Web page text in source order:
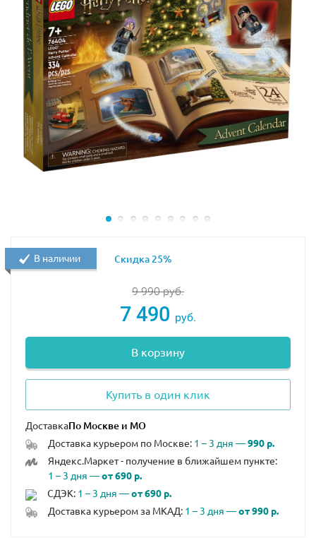
9 990руб.
7 490 руб.
В корзину
Купить в один клик
Доставка
Доставка курьером по Москве: 1 – 3 дня —990 р.
Яндекс.Маркет - получение в ближайшем пункте:
1 – 3 дня —от 690 р.
СДЭК: 1 – 3 дня —от 690 р.
Доставка курьером за МКАД: 1 – 3 дня —от 990 р.
В наличии Скидка 25%